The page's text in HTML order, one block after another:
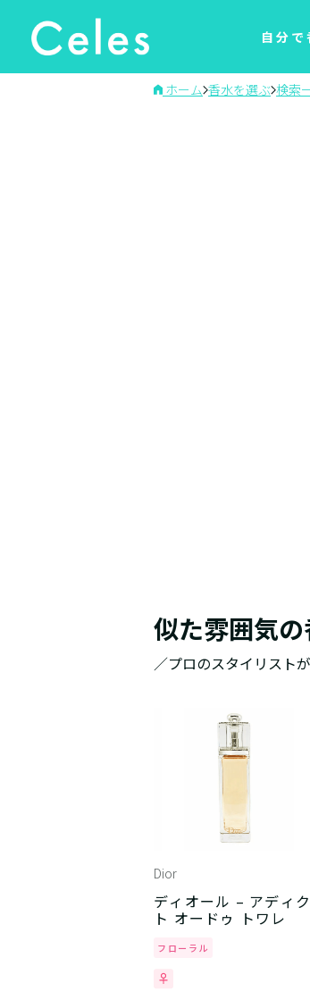
自分
ホーム 香水を選ぶ 検索
似た雰囲気
／プロのスタイリスト
Dior
ディオール – アディク
ト オードゥ トワレ
フローラル